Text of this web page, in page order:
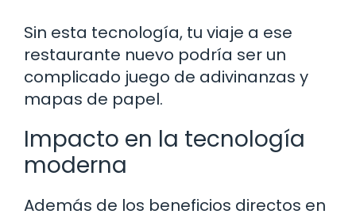
Sin esta tecnología, tu viaje a ese
restaurante nuevo podría ser un
complicado juego de adivinanzas y
mapas de papel.
Impacto en la tecnología
moderna
Además de los beneficios directos en